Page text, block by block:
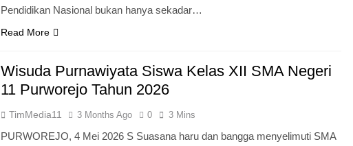
Pendidikan Nasional bukan hanya sekadar…
Read More
Wisuda Purnawiyata Siswa Kelas XII SMA Negeri
11 Purworejo Tahun 2026
TimMedia11 3 Months Ago 0 3 Mins
PURWOREJO, 4 Mei 2026 S Suasana haru dan bangga menyelimuti SMA